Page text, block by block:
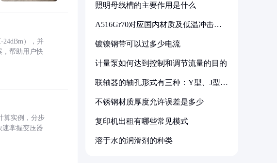
24dBm），并
，帮助用户快
算实例，分步
速掌握变压器
照明母线槽的主要作用是什么
A516Gr70对应国内材质及低温冲击要
镀镍钢带可以过多少电流
计量泵如何达到控制和调节流量的目的
联轴器的轴孔形式有三种：Y型、J型、
不锈钢材质厚度允许误差是多少
复印机出租有哪些常见模式
溶于水的润滑剂的种类